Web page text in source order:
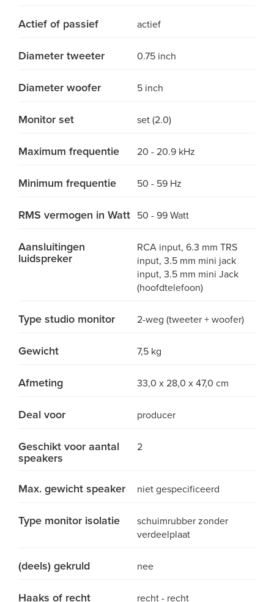
Actief of passief actief
Diameter tweeter 0.75 inch
Diameter woofer 5 inch
Monitor set set (2.0)
Maximum frequentie 20 - 20.9 kHz
Minimum frequentie 50 - 59 Hz
RMS vermogen in Watt 50 - 99 Watt
Aansluitingen
luidspreker
RCA input, 6.3 mm TRS
input, 3.5 mm mini jack
input, 3.5 mm mini Jack
(hoofdtelefoon)
Type studio monitor 2-weg (tweeter + woofer)
Gewicht 7,5 kg
Afmeting 33,0 x 28,0 x 47,0 cm
Deal voor producer
Geschikt voor aantal
speakers
2
Max. gewicht speaker niet gespecificeerd
Type monitor isolatie
schuimrubber zonder
verdeelplaat
(deels) gekruld nee
Haaks of recht recht - recht